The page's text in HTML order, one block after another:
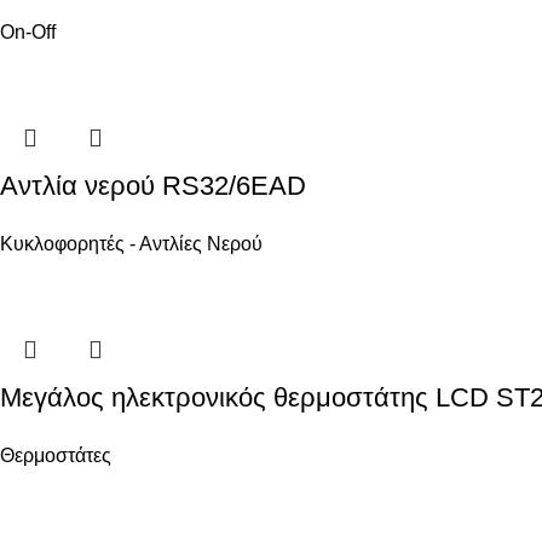
On-Off
Αντλία νερού RS32/6EAD
Κυκλοφορητές - Αντλίες Νερού
Μεγάλος ηλεκτρονικός θερμοστάτης LCD
Θερμοστάτες